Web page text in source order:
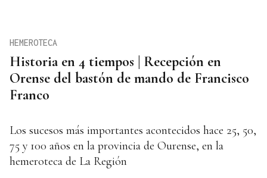
Historia en 4 tiempos | Recepción en
Orense del bastón de mando de Francisco
Franco
HEMEROTECA
Los sucesos más importantes acontecidos hace 25, 50,
75 y 100 años en la provincia de Ourense, en la
hemeroteca de La Región